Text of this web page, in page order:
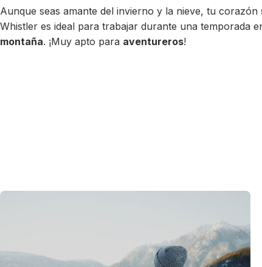
Aunque seas amante del invierno y la nieve, tu corazón
Whistler es ideal para trabajar durante una temporada
montaña. ¡Muy apto para aventureros!